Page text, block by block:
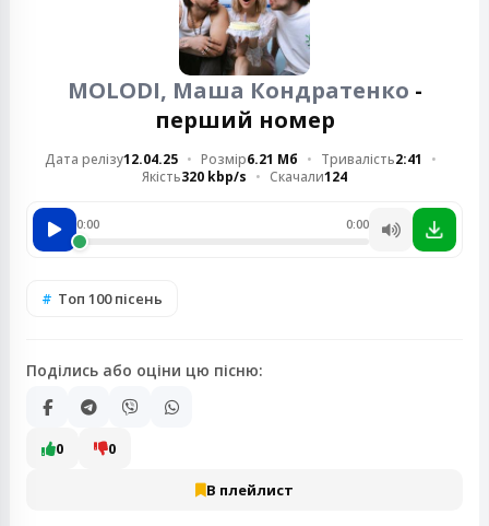
MOLODI, Маша Кондратенко -
перший номер
Дата релізу12.04.25 Розмір6.21 Мб Тривалість2:41
Якість320 kbp/s Скачали124
0:00 0:00
Топ 100 пісень
Поділись або оціни цю пісню:
0 0
В плейлист